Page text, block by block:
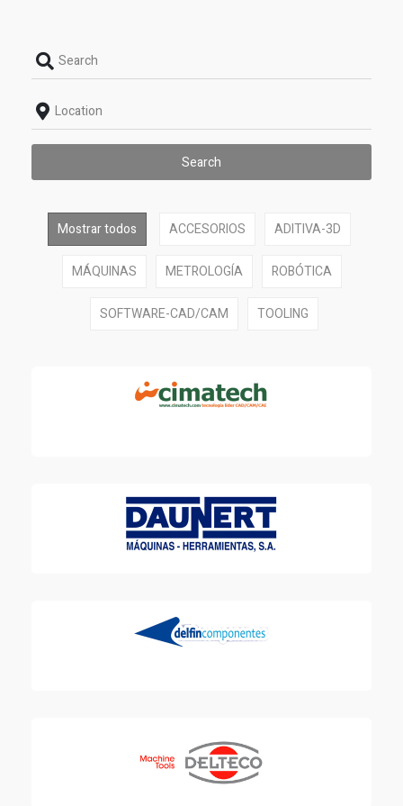
Search
Mostrar todos ACCESORIOS ADITIVA-3D
MÁQUINAS METROLOGÍA ROBÓTICA
SOFTWARE-CAD/CAM TOOLING